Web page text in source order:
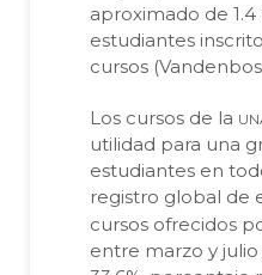
aproximado de
estudiantes
cursos
Los cursos de la
utilidad para una
estudiantes en
registro global de
cursos ofrecidos
entre marzo y